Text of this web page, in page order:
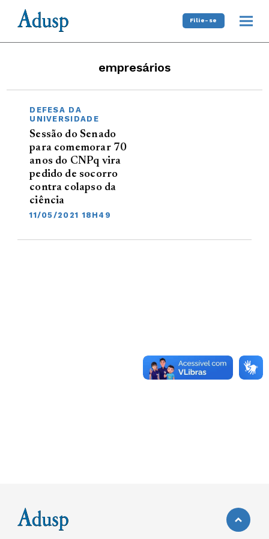
Filie-se
empresários
DEFESA DA
UNIVERSIDADE
Sessão do Senado
para comemorar 70
anos do CNPq vira
pedido de socorro
contra colapso da
ciência
11/05/2021 18H49